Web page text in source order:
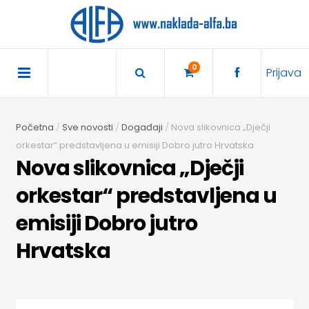
Prijava
0
POČETNA
AKCIJA
SNIŽENO
BIBLIOTEKA
DJEČJA
Početna Sve novosti Događaji
Nova slikovnica „Dječji
orkestar“ predstavljena u emisiji Dobro jutro Hrvatska
Nova slikovnica „Dječji
orkestar“ predstavljena u
emisiji Dobro jutro
Hrvatska